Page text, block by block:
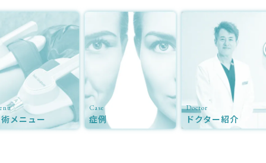
メニュー
Case
症例
Doctor
ドクター紹介